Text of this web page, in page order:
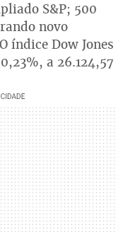
S&P; 500
novo
índice Dow Jones
a 26.124,57